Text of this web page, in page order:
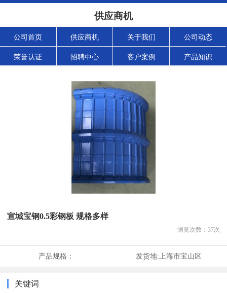
供应商机
公司首页 供应商机 关于我们 公司动态
荣誉认证 招聘中心 客户案例 产品知识
宣城宝钢0.5彩钢板 规格多样
浏览次数： 37次
产品规格： 发货地: 上海市宝山区
关键词